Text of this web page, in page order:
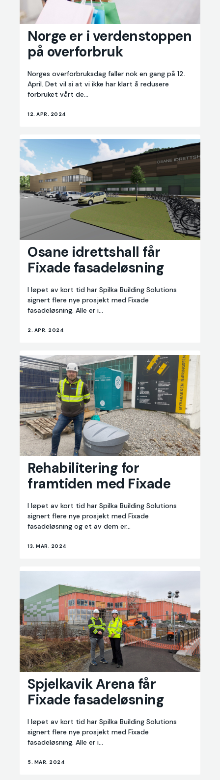
verdenstoppen
overforbruk
Norge er i verdenstoppen
på overforbruk
Norges overforbruksdag faller nok en gang på 12.
April. Det vil si at vi ikke har klart å redusere
forbruket vårt de...
12. APR. 2024
idrettshall
Fixade
Osane idrettshall får
Fixade fasadeløsning
I løpet av kort tid har Spilka Building Solutions
signert flere nye prosjekt med Fixade
fasadeløsning. Alle er i...
2. APR. 2024
framtiden
med
Rehabilitering for
framtiden med Fixade
I løpet av kort tid har Spilka Building Solutions
signert flere nye prosjekt med Fixade
fasadeløsning og et av dem er...
13. MAR. 2024
Arena
Fixade
Spjelkavik Arena får
Fixade fasadeløsning
I løpet av kort tid har Spilka Building Solutions
signert flere nye prosjekt med Fixade
fasadeløsning. Alle er i...
5. MAR. 2024